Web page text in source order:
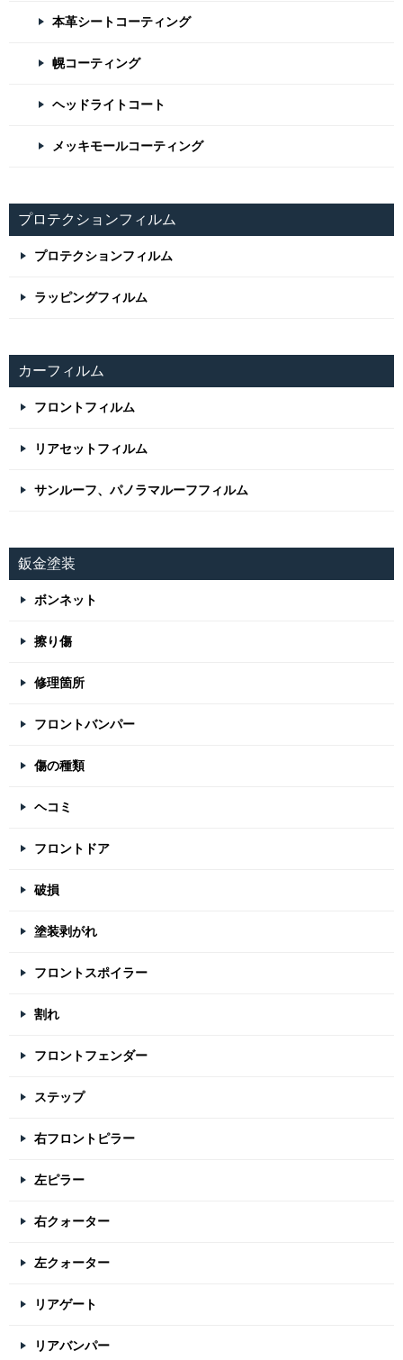
本革シートコーティング
幌コーティング
ヘッドライトコート
メッキモールコーティング
プロテクションフィルム
プロテクションフィルム
ラッピングフィルム
カーフィルム
フロントフィルム
リアセットフィルム
サンルーフ、パノラマルーフフィルム
鈑金塗装
ボンネット
擦り傷
修理箇所
フロントバンパー
傷の種類
ヘコミ
フロントドア
破損
塗装剥がれ
フロントスポイラー
割れ
フロントフェンダー
ステップ
右フロントピラー
左ピラー
右クォーター
左クォーター
リアゲート
リアバンパー